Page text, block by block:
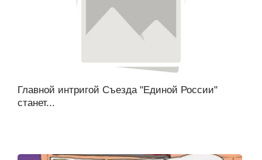
Главной интригой Съезда "Единой России"
станет...